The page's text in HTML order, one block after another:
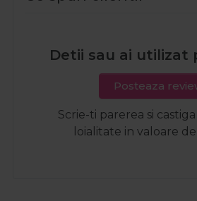
Detii sau ai utilizat
Posteaza
Scrie-ti parerea si
loialitate in valoare de